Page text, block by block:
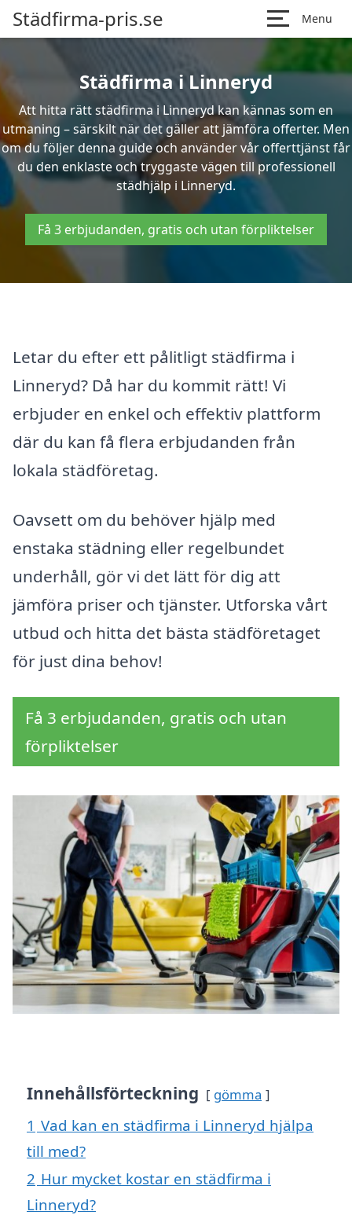
Städfirma-pris.se Menu
Städfirma i Linneryd
Att hitta rätt städfirma i Linneryd kan kännas som en
utmaning – särskilt när det gäller att jämföra offerter. Men
om du följer denna guide och använder vår offerttjänst får
du den enklaste och tryggaste vägen till professionell
städhjälp i Linneryd.
Få 3 erbjudanden, gratis och utan förpliktelser
Letar du efter ett pålitligt städfirma i
Linneryd? Då har du kommit rätt! Vi
erbjuder en enkel och effektiv plattform
där du kan få flera erbjudanden från
lokala städföretag.
Oavsett om du behöver hjälp med
enstaka städning eller regelbundet
underhåll, gör vi det lätt för dig att
jämföra priser och tjänster. Utforska vårt
utbud och hitta det bästa städföretaget
för just dina behov!
Få 3 erbjudanden, gratis och utan
förpliktelser
Innehållsförteckning gömma
1 Vad kan en städfirma i Linneryd hjälpa
till med?
2 Hur mycket kostar en städfirma i
Linneryd?